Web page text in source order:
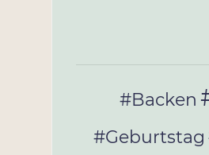
#Backen
#Geburtstag